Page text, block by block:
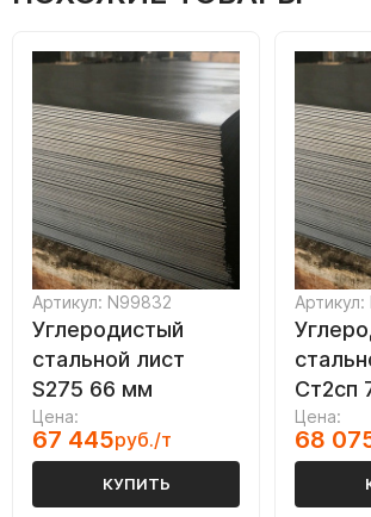
Артикул: N99832
Углеродистый
стальной лист
S275 66 мм
Цена:
67 445руб./т
КУПИТЬ
Ст2сп
Цена:
68